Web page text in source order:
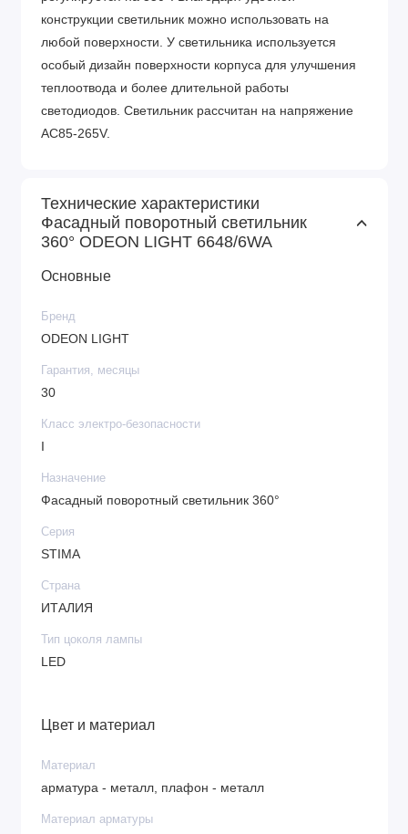
конструкции светильник можно использовать на
любой поверхности. У светильника используется
особый дизайн поверхности корпуса для улучшения
теплоотвода и более длительной работы
светодиодов. Светильник рассчитан на напряжение
AC85-265V.
Технические характеристики
Фасадный поворотный светильник
360° ODEON LIGHT 6648/6WA
Основные
Бренд
ODEON LIGHT
Гарантия, месяцы
30
Класс электро-безопасности
Назначение
Фасадный поворотный светильник 360°
Серия
STIMA
Страна
ИТАЛИЯ
Тип цоколя лампы
LED
Цвет и материал
Материал
арматура - металл, плафон - металл
Материал арматуры